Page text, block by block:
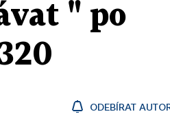
" po
ODEBÍRAT